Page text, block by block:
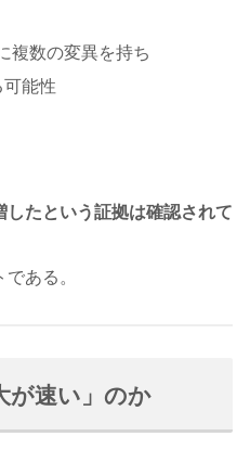
複数の変異を持ち
能性
たという証拠は確認されて
ある。
が速い」のか